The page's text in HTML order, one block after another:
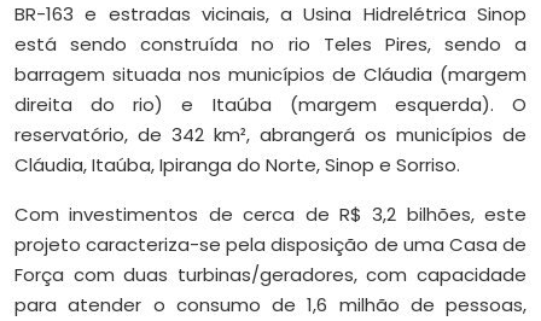
BR-163 e estradas vicinais, a Usina Hidrelétrica Sinop
está sendo construída no rio Teles Pires, sendo a
barragem situada nos municípios de Cláudia (margem
direita do rio) e Itaúba (margem esquerda). O
reservatório, de 342 km², abrangerá os municípios de
Cláudia, Itaúba, Ipiranga do Norte, Sinop e Sorriso.
Com investimentos de cerca de R$ 3,2 bilhões, este
projeto caracteriza-se pela disposição de uma Casa de
Força com duas turbinas/geradores, com capacidade
para atender o consumo de 1,6 milhão de pessoas,